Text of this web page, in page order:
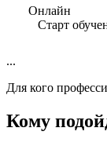
Онлайн
Старт
...
Для кого
Кому